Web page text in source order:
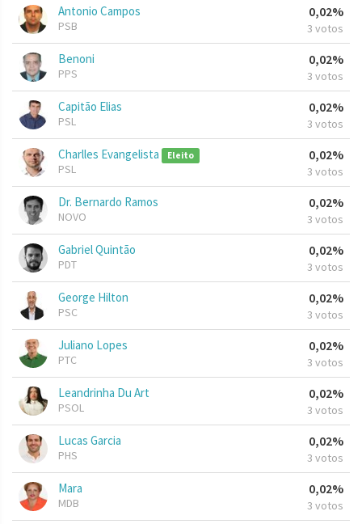
Antonio Campos
PSB
0,02%
3 votos
Benoni
PPS
0,02%
3 votos
Capitão Elias
PSL
0,02%
3 votos
Charlles Evangelista Eleito
PSL
0,02%
3 votos
Dr. Bernardo Ramos
NOVO
0,02%
3 votos
Gabriel Quintão
PDT
0,02%
3 votos
George Hilton
PSC
0,02%
3 votos
Juliano Lopes
PTC
0,02%
3 votos
Leandrinha Du Art
PSOL
0,02%
3 votos
Lucas Garcia
PHS
0,02%
3 votos
Mara
MDB
0,02%
3 votos